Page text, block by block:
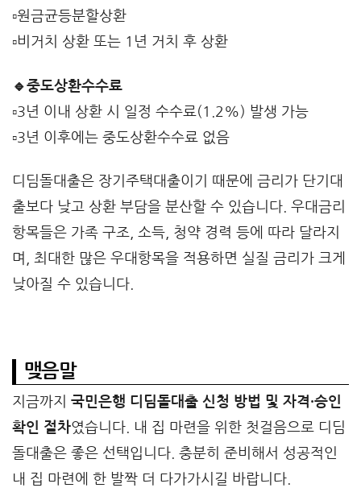
▫️원금균등분할상환
▫️비거치 상환 또는 1년 거치 후 상환
🔹중도상환수수료
▫️3년 이내 상환 시 일정 수수료(1.2%) 발생 가능
▫️3년 이후에는 중도상환수수료 없음
디딤돌대출은 장기주택대출이기 때문에 금리가 단기대
출보다 낮고 상환 부담을 분산할 수 있습니다. 우대금리
항목들은 가족 구조, 소득, 청약 경력 등에 따라 달라지
며, 최대한 많은 우대항목을 적용하면 실질 금리가 크게
낮아질 수 있습니다.
맺음말
지금까지 국민은행 디딤돌대출 신청 방법 및 자격·승인
확인 절차였습니다. 내 집 마련을 위한 첫걸음으로 디딤
돌대출은 좋은 선택입니다. 충분히 준비해서 성공적인
내 집 마련에 한 발짝 더 다가가시길 바랍니다.